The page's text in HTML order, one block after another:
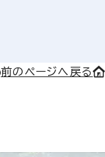
前のページへ戻る